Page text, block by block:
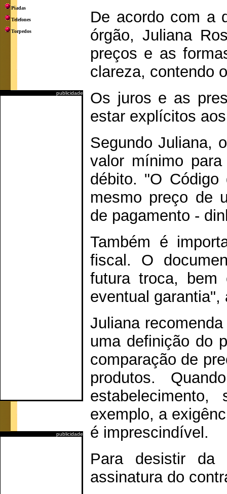
Piadas
Telefones
Torpedos
publicidade
publicidade
De acordo com a
órgão, Juliana
preços e as
clareza, contendo
Os juros e as
estar explícitos
Segundo Juliana,
valor mínimo
débito. "O Código
mesmo preço de
de pagamento -
Também é
fiscal. O
futura troca, bem
eventual garantia",
Juliana
uma definição do
comparação de
produtos.
exemplo, a
é imprescindível.
Para desistir
assinatura do